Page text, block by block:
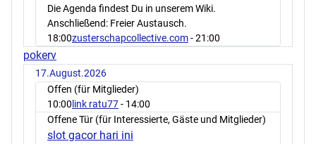
Die Agenda findest Du in unserem Wiki.
Anschließend: Freier Austausch.
18:00zusterschapcollective.com- 21:00
pokerv
17.August.2026
Offen (für Mitglieder)
10:00 link ratu77- 14:00
Offene Tür (für Interessierte, Gäste und Mitglieder)
slot gacor hari ini